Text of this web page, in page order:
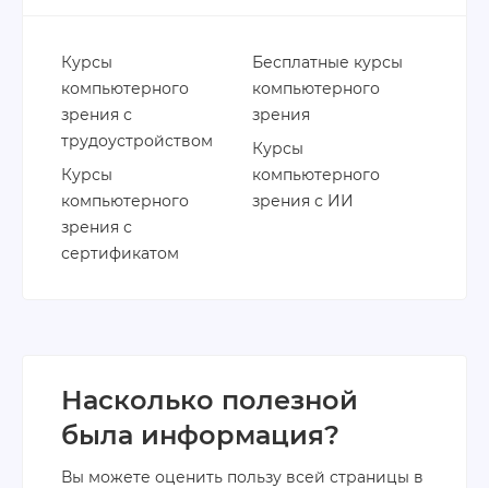
Курсы
компьютерного
зрения с
трудоустройством
Курсы
компьютерного
зрения с
сертификатом
Бесплатные курсы
компьютерного
зрения
Курсы
компьютерного
зрения с ИИ
Насколько полезной
была информация?
Вы можете оценить пользу всей страницы в